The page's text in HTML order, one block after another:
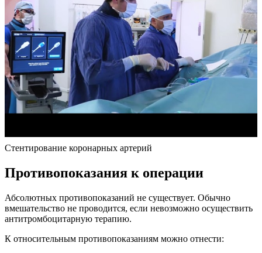
Стентирование коронарных артерий
Противопоказания к операции
Абсолютных противопоказаний не существует. Обычно
вмешательство не проводится, если невозможно осуществить
антитромбоцитарную терапию.
К относительным противопоказаниям можно отнести: